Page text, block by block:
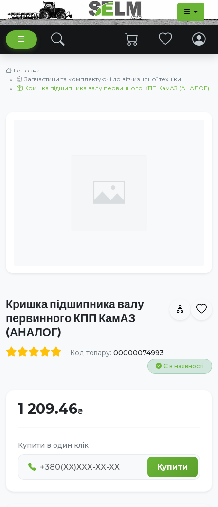
Головна
Запчастини та комплектуючі до вітчизняної техніки
Кришка підшипника валу первинного КПП КамАЗ (АНАЛОГ)
Кришка підшипника валу
первинного КПП КамАЗ
(АНАЛОГ)
Код товару: 00000074993
Є в наявності
1 209.46
Купити в один клік
Купити